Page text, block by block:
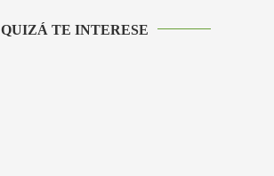
QUIZÁ TE INTERESE